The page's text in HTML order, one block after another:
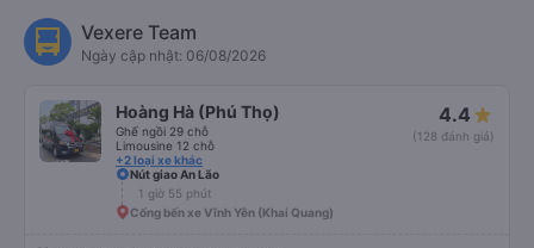
Vexere Team
Ngày cập nhật: 06/08/2026
Hoàng Hà (Phú Thọ)
Ghế ngồi 29 chỗ
Limousine 12 chỗ
+2 loại xe khác
4.4
(128 đánh giá)
Nút giao An Lão
1 giờ 55 phút
Cổng bến xe Vĩnh Yên (Khai Quang)